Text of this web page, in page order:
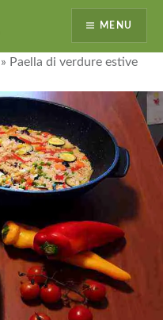
MENU
» Paella di verdure estive